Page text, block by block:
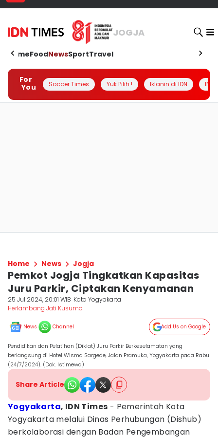
JOGJA
HomeFoodNewsSportTravel
For
You
Soccer Times Yuk Pilih ! Iklanin di IDN
Home News Jogja
Pemkot Jogja Tingkatkan Kapasitas
Juru Parkir, Ciptakan Kenyamanan
25 Jul 2024, 20:01 WIB Kota Yogyakarta
Herlambang Jati Kusumo
News Channel Add Us on Google
Pendidikan dan Pelatihan (Diklat) Juru Parkir Berkeselamatan yang
berlangsung di Hotel Wisma Sargede, Jalan Pramuka, Yogyakarta pada Rabu
(24/7/2024). (Dok. Istimewa)
Share Article
Yogyakarta, IDN Times - Pemerintah Kota
Yogyakarta melalui Dinas Perhubungan (Dishub)
berkolaborasi dengan Badan Pengembangan